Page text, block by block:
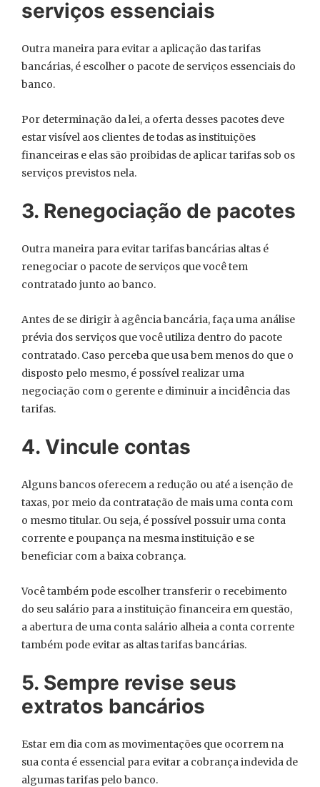
serviços essenciais
Outra maneira para evitar a aplicação das tarifas
bancárias, é escolher o pacote de serviços essenciais do
banco.
Por determinação da lei, a oferta desses pacotes deve
estar visível aos clientes de todas as instituições
financeiras e elas são proibidas de aplicar tarifas sob os
serviços previstos nela.
3. Renegociação de pacotes
Outra maneira para evitar tarifas bancárias altas é
renegociar o pacote de serviços que você tem
contratado junto ao banco.
Antes de se dirigir à agência bancária, faça uma análise
prévia dos serviços que você utiliza dentro do pacote
contratado. Caso perceba que usa bem menos do que o
disposto pelo mesmo, é possível realizar uma
negociação com o gerente e diminuir a incidência das
tarifas.
4. Vincule contas
Alguns bancos oferecem a redução ou até a isenção de
taxas, por meio da contratação de mais uma conta com
o mesmo titular. Ou seja, é possível possuir uma conta
corrente e poupança na mesma instituição e se
beneficiar com a baixa cobrança.
Você também pode escolher transferir o recebimento
do seu salário para a instituição financeira em questão,
a abertura de uma conta salário alheia a conta corrente
também pode evitar as altas tarifas bancárias.
5. Sempre revise seus
extratos bancários
Estar em dia com as movimentações que ocorrem na
sua conta é essencial para evitar a cobrança indevida de
algumas tarifas pelo banco.